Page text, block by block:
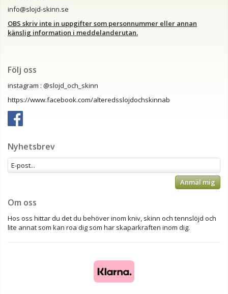
info@slojd-skinn.se
OBS skriv inte in uppgifter som personnummer eller annan
känslig information i meddelanderutan.
Följ oss
instagram : @slojd_och_skinn
https://www.facebook.com/alteredsslojdochskinnab
Nyhetsbrev
Anmäl mig
Om oss
Hos oss hittar du det du behöver inom kniv, skinn och tennslöjd och
lite annat som kan roa dig som har skaparkraften inom dig.